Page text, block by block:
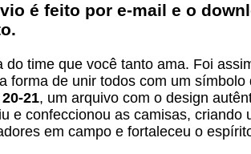
é feito por e-mail e o
time que você tanto ama. Foi
forma de unir todos com um símbolo
21, um arquivo com o design
e confeccionou as camisas, criando
em campo e fortaleceu o